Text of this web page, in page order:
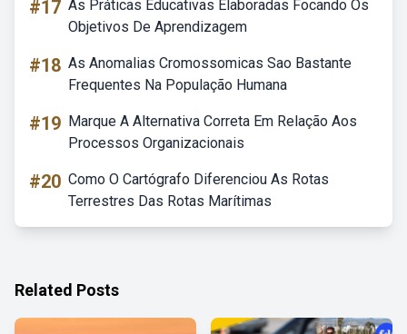
#17 As Práticas Educativas Elaboradas Focando Os
Objetivos De Aprendizagem
#18 As Anomalias Cromossomicas Sao Bastante
Frequentes Na População Humana
#19 Marque A Alternativa Correta Em Relação Aos
Processos Organizacionais
#20 Como O Cartógrafo Diferenciou As Rotas
Terrestres Das Rotas Marítimas
Related Posts